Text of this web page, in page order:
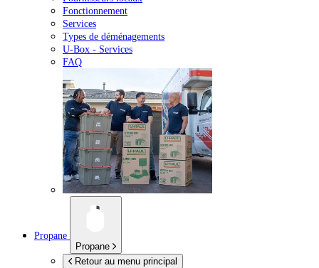
Fonctionnement
Services
Types de déménagements
U-Box - Services
FAQ
Propane
Propane
Retour au menu principal